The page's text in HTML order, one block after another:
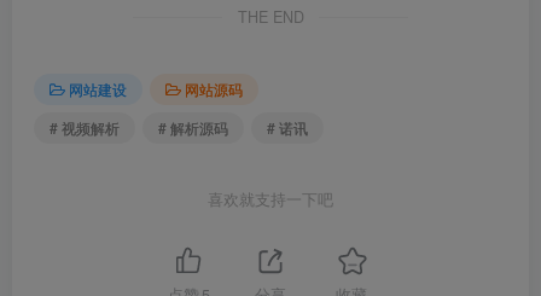
THE END
网站建设
网站源码
# 视频解析
# 解析源码 # 诺讯
喜欢就支持一下吧